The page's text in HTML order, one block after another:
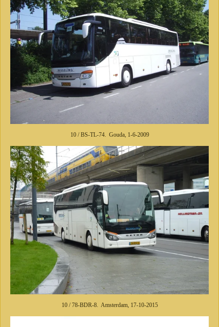
10 / BS-TL-74. Gouda, 1-6-2009
10 / 78-BDR-8. Amsterdam, 17-10-2015